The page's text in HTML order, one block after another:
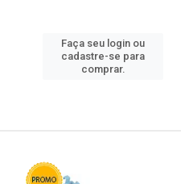
Faça seu login ou
cadastre-se para
comprar.